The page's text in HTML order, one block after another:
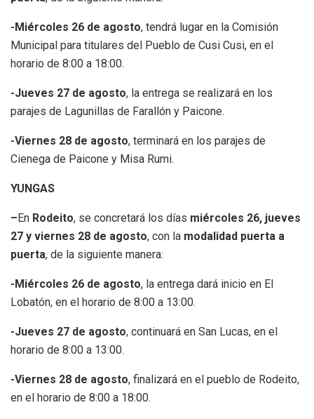
-Miércoles 26 de agosto, tendrá lugar en la Comisión
Municipal para titulares del Pueblo de Cusi Cusi, en el
horario de 8:00 a 18:00.
-Jueves 27 de agosto, la entrega se realizará en los
parajes de Lagunillas de Farallón y Paicone.
-Viernes 28 de agosto, terminará en los parajes de
Cienega de Paicone y Misa Rumi.
YUNGAS
–En Rodeito, se concretará los días miércoles 26, jueves
27 y viernes 28 de agosto, con la modalidad puerta a
puerta, de la siguiente manera:
-Miércoles 26 de agosto, la entrega dará inicio en El
Lobatón, en el horario de 8:00 a 13:00.
-Jueves 27 de agosto, continuará en San Lucas, en el
horario de 8:00 a 13:00.
-Viernes 28 de agosto, finalizará en el pueblo de Rodeito,
en el horario de 8:00 a 18:00.